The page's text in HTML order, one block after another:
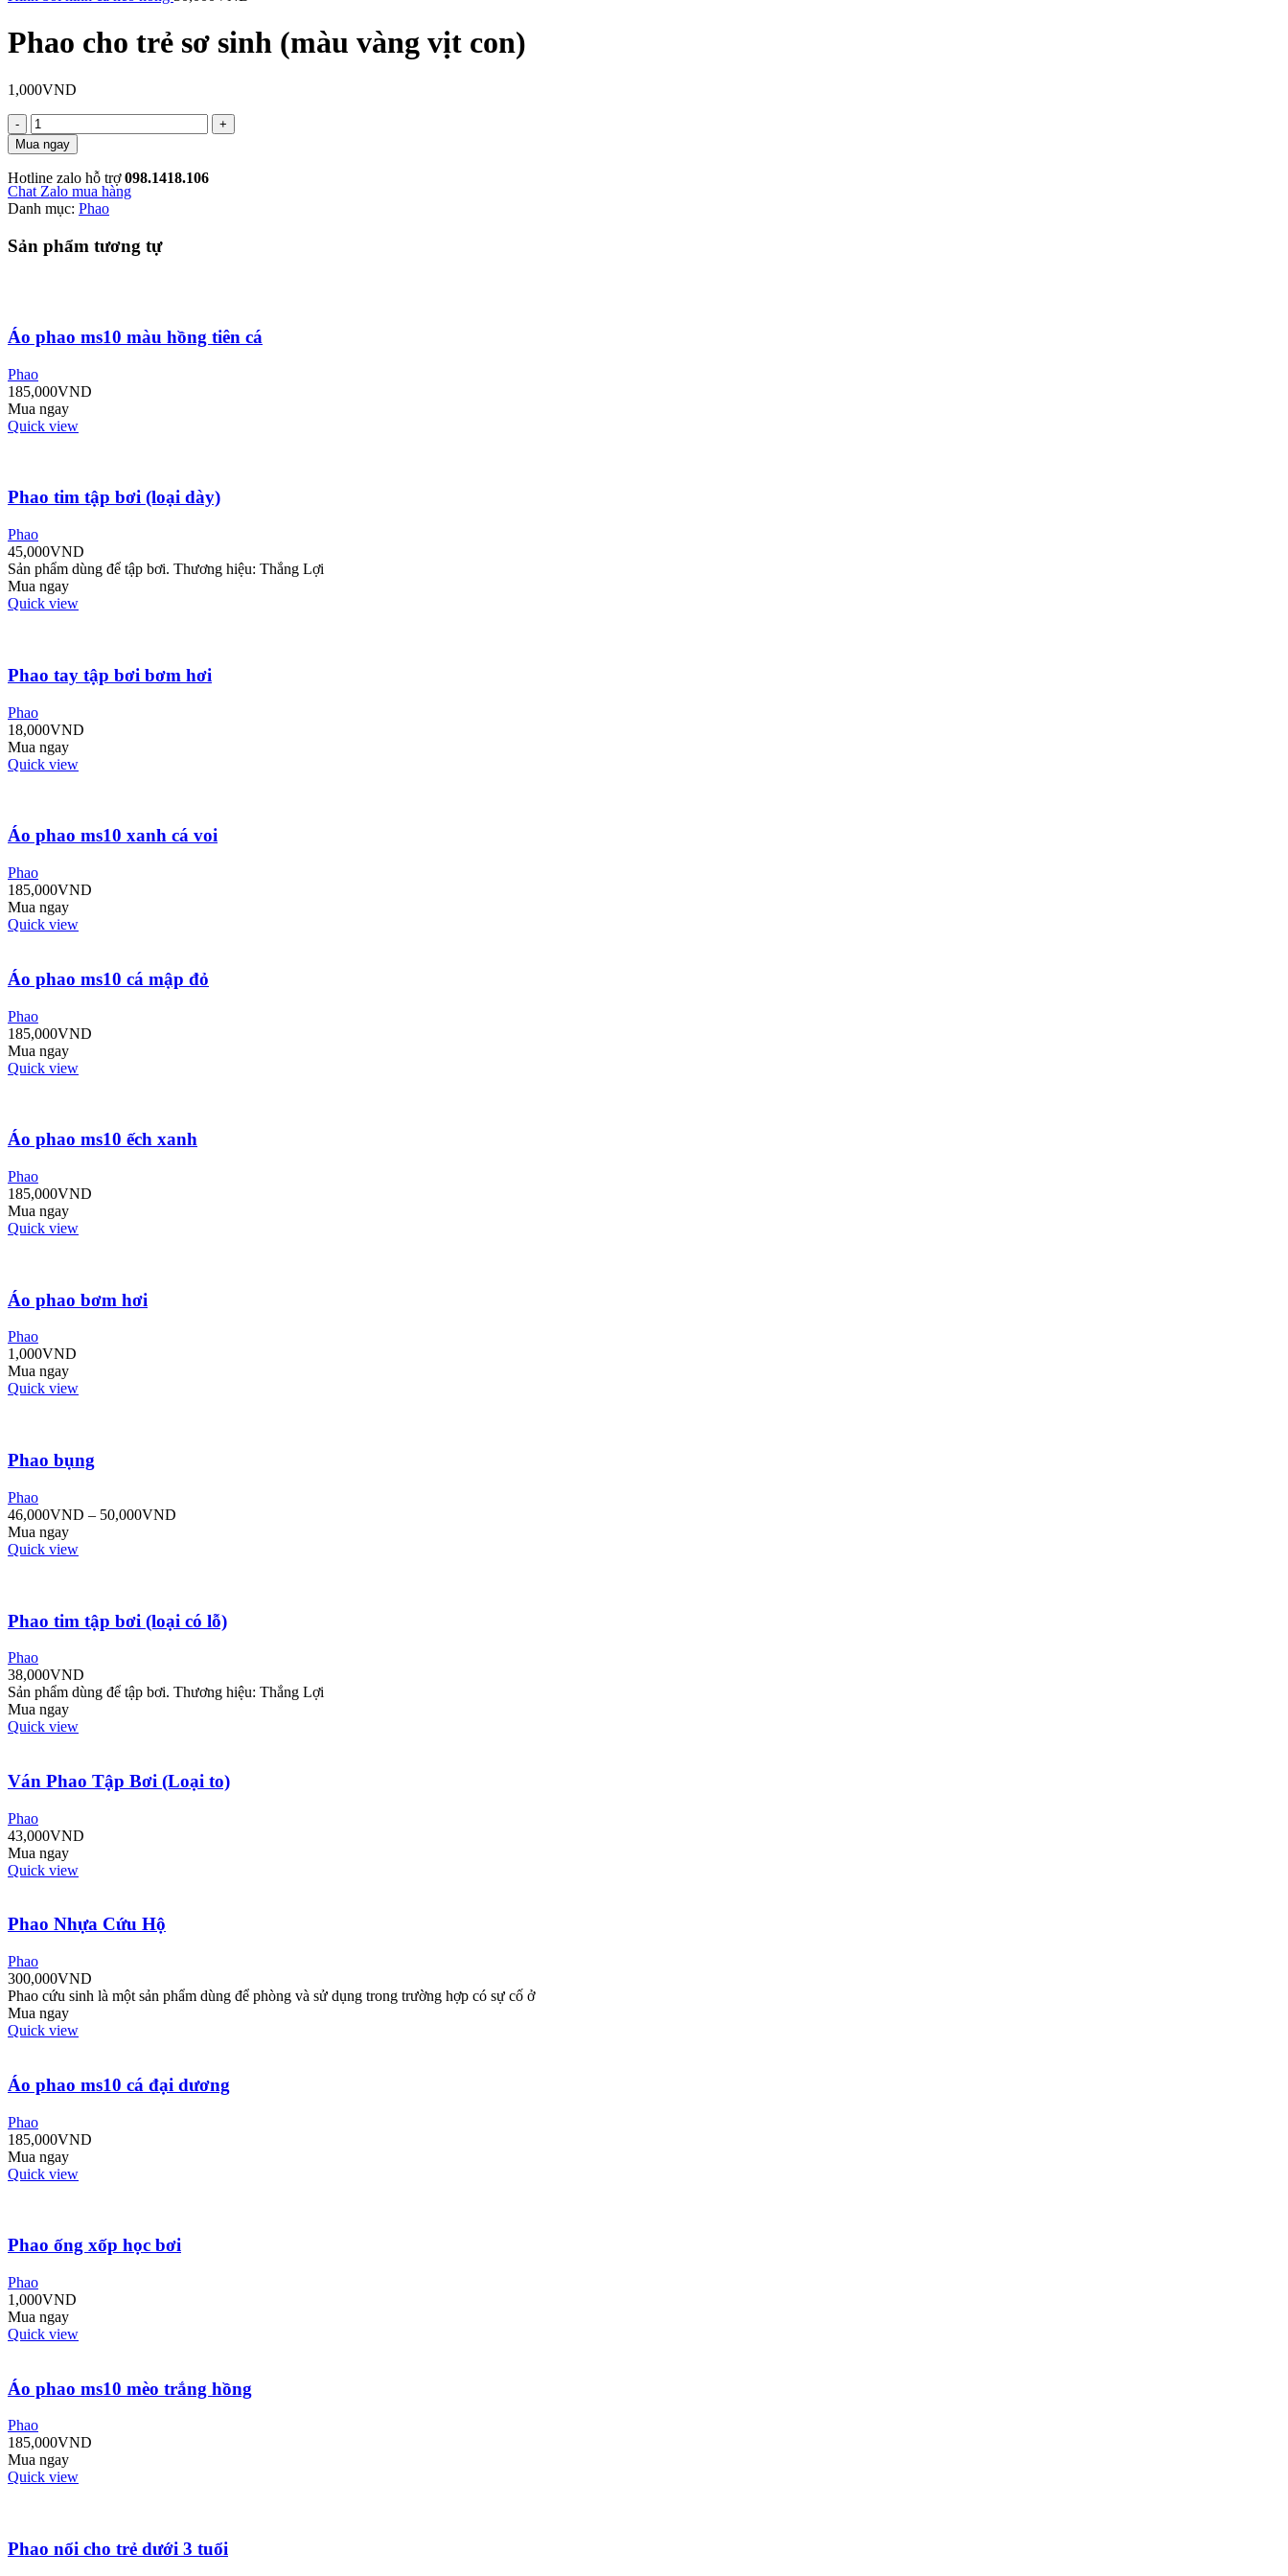
Phao cho trẻ sơ sinh (màu vàng vịt con)
1,000VND
Phao
cho
trẻ
sơ
sinh
(màu
vịt
con)
Mua ngay
Hotline zalo hỗ trợ098.1418.106
Chat Zalo mua hàng
Danh mục: Phao
Sản phẩm tương tự
Áo phao ms10 màu hồng tiên cá
Phao
185,000VND
Mua ngay
Quick view
Phao tim tập bơi (loại dày)
Phao
45,000VND
Sản phẩm dùng để tập bơi. Thương hiệu: Thắng Lợi
Mua ngay
Quick view
Phao tay tập bơi bơm hơi
Phao
18,000VND
Mua ngay
Quick view
Áo phao ms10 xanh cá voi
Phao
185,000VND
Mua ngay
Quick view
Áo phao ms10 cá mập đỏ
Phao
185,000VND
Mua ngay
Quick view
Áo phao ms10 ếch xanh
Phao
185,000VND
Mua ngay
Quick view
Áo phao bơm hơi
Phao
1,000VND
Mua ngay
Quick view
Phao bụng
Phao
46,000VND – 50,000VND
Mua ngay
Quick view
Phao tim tập bơi (loại có lỗ)
Phao
38,000VND
Sản phẩm dùng để tập bơi. Thương hiệu: Thắng Lợi
Mua ngay
Quick view
Ván Phao Tập Bơi (Loại to)
Phao
43,000VND
Mua ngay
Quick view
Phao Nhựa Cứu Hộ
Phao
300,000VND
Phao cứu sinh là một sản phẩm dùng để phòng và sử dụng trong trường hợp có sự cố ở
Mua ngay
Quick view
Áo phao ms10 cá đại dương
Phao
185,000VND
Mua ngay
Quick view
Phao ống xốp học bơi
Phao
1,000VND
Mua ngay
Quick view
Áo phao ms10 mèo trắng hồng
Phao
185,000VND
Mua ngay
Quick view
Phao nổi cho trẻ dưới 3 tuổi